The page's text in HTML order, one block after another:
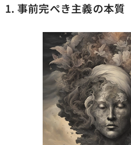
1. 事前完ぺき主義の本質